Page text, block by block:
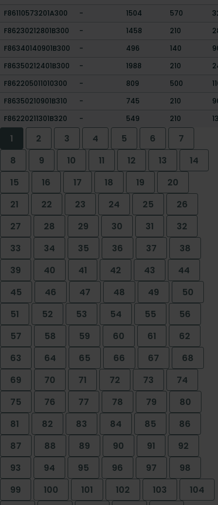
F86110573201A300
- 1504 570
F86230212801B300
- 1458 210
F86340140901B300
- 496 140
F86350212401B300
- 1988 210
F862205011010300
- 809 500
F86350210901B310
- 745 210
F86220211301B320
- 549 210
1 2 3 4 5 6
7
8
9 10 11 12 13
14
15
16 17 18 19
20
21
22 23 24 25
26
27
28 29 30 31
32
33
34 35 36 37
38
39
40 41 42 43
44
45
46 47 48 49
50
51
52 53 54 55
56
57
58 59 60 61
62
63
64 65 66 67
68
69
70 71 72 73
74
75
76 77 78 79
80
81
82 83 84 85
86
87
88 89 90 91
92
93
94 95 96 97
98
99
100 101 102 103
104